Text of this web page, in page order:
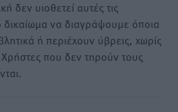
δεν υιοθετεί αυτές τις
να διαγράψουμε όποια
ή περιέχουν ύβρεις, χωρίς
που δεν τηρούν τους